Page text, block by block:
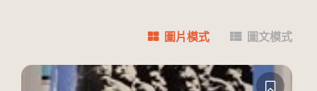
圖片模式 圖文模式